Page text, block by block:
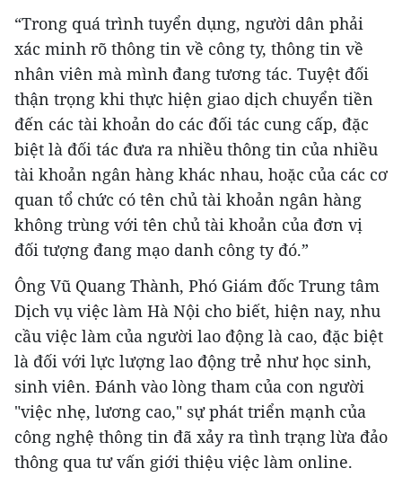
“Trong quá trình tuyển dụng, người dân phải
xác minh rõ thông tin về công ty, thông tin về
nhân viên mà mình đang tương tác. Tuyệt đối
thận trọng khi thực hiện giao dịch chuyển tiền
đến các tài khoản do các đối tác cung cấp, đặc
biệt là đối tác đưa ra nhiều thông tin của nhiều
tài khoản ngân hàng khác nhau, hoặc của các cơ
quan tổ chức có tên chủ tài khoản ngân hàng
không trùng với tên chủ tài khoản của đơn vị
đối tượng đang mạo danh công ty đó.”
Ông Vũ Quang Thành, Phó Giám đốc Trung tâm
Dịch vụ việc làm Hà Nội cho biết, hiện nay, nhu
cầu việc làm của người lao động là cao, đặc biệt
là đối với lực lượng lao động trẻ như học sinh,
sinh viên. Đánh vào lòng tham của con người
"việc nhẹ, lương cao," sự phát triển mạnh của
công nghệ thông tin đã xảy ra tình trạng lừa đảo
thông qua tư vấn giới thiệu việc làm online.